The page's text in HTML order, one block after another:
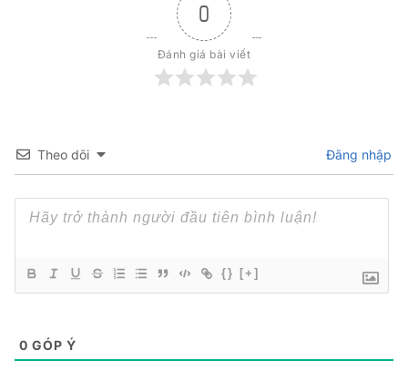
0
Đánh giá bài viết
Theo dõi Đăng nhập
{} [+]
0 GÓP Ý